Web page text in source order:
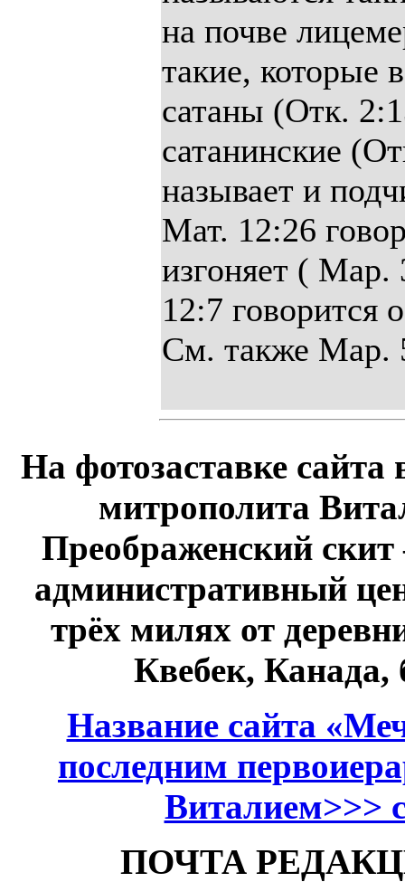
на почве
такие, которые
сатаны (Отк.
сатанинские
называет и
Мат. 12:26
изгоняет (
12:7 говорится
См. также Map.
На фотозаставке сайта
митрополита
Преображенский
административный
трёх милях от
Квебек,
Название сайта
последним
Виталием>>>
ПОЧТА